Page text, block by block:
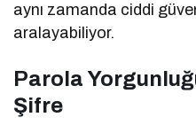
aynı zamanda ciddi
aralayabiliyor.
Parola
Şifre